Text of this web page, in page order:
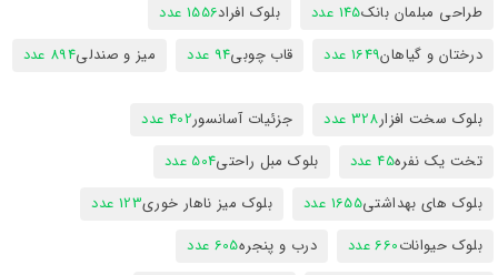
طراحی مبلمان بانک145 عدد بلوک افراد1556 عدد
درختان و گیاهان1649 عدد قاب چوبی94 عدد میز و صندلی894 عدد
بلوک سخت افزار328 عدد جزئیات آسانسور402 عدد
تخت یک نفره45 عدد بلوک مبل راحتی504 عدد
بلوک های بهداشتی1655 عدد بلوک میز ناهار خوری123 عدد
بلوک حیوانات660 عدد درب و پنجره605 عدد